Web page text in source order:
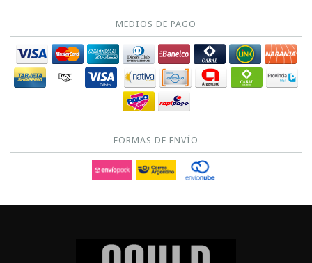
MEDIOS DE PAGO
FORMAS DE ENVÍO